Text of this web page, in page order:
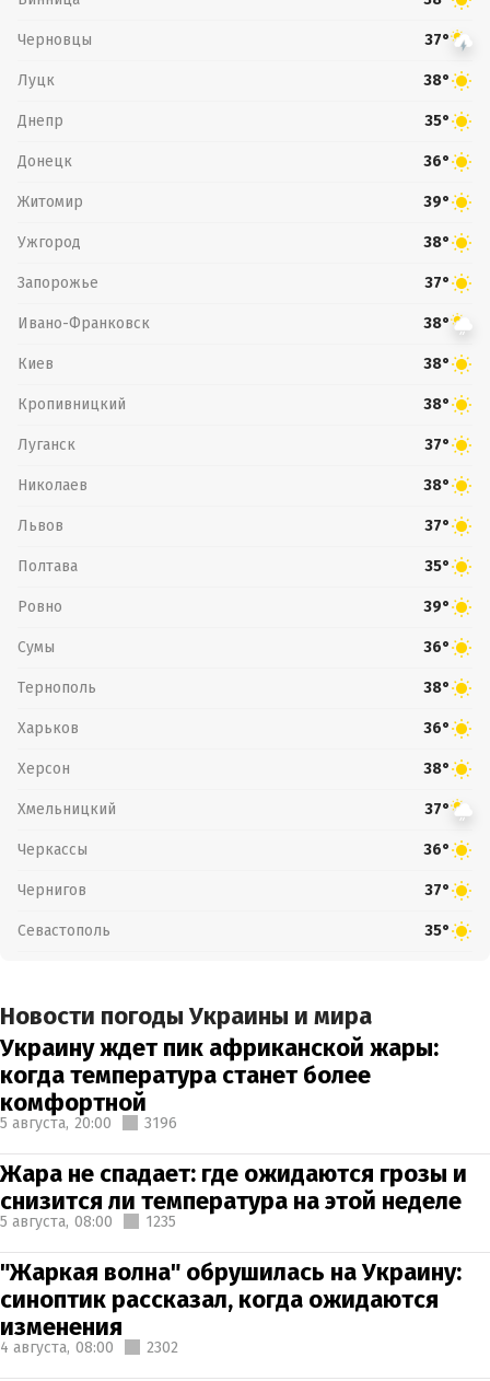
Черновцы 37°
Луцк 38°
Днепр 35°
Донецк 36°
Житомир 39°
Ужгород 38°
Запорожье 37°
Ивано-Франковск 38°
Киев 38°
Кропивницкий 38°
Луганск 37°
Николаев 38°
Львов 37°
Полтава 35°
Ровно 39°
Сумы 36°
Тернополь 38°
Харьков 36°
Херсон 38°
Хмельницкий 37°
Черкассы 36°
Чернигов 37°
Севастополь 35°
Новости погоды Украины и мира
Украину ждет пик африканской жары:
когда температура станет более
комфортной
5 августа, 20:00 3196
Жара не спадает: где ожидаются грозы и
снизится ли температура на этой неделе
5 августа, 08:00 1235
"Жаркая волна" обрушилась на Украину:
синоптик рассказал, когда ожидаются
изменения
4 августа, 08:00 2302